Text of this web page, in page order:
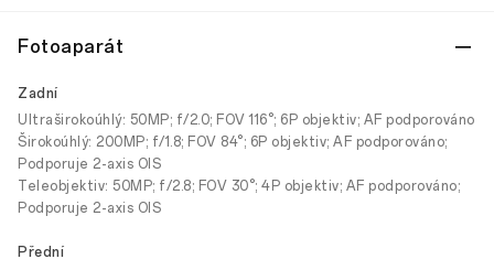
Fotoaparát
Zadní
Ultraširokoúhlý: 50MP; f/2.0; FOV 116°; 6P objektiv; AF podporováno
Širokoúhlý: 200MP; f/1.8; FOV 84°; 6P objektiv; AF podporováno;
Podporuje 2-axis OIS
Teleobjektiv: 50MP; f/2.8; FOV 30°; 4P objektiv; AF podporováno;
Podporuje 2-axis OIS
Přední